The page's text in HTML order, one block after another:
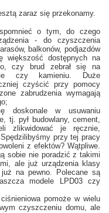
zaraz się przekonamy.
o tym, do czego
- do czyszczenia
balkonów, podjazdów
większość dostępnych na
czy brud zebrał się na
czy kamieniu. Duże
czyścić przy pomocy
zabrudzenia wymagają
doskonale w usuwaniu
tj. pył budowlany, cement,
zlikwidować je ręcznie,
przy tej pracy
z efektów? Wątpliwe.
sobie nie poradzić z takimi
ale już urządzenia klasy
na pewno. Polecane są
modele LPD03 czy
pomoże w wielu
czyszczeniu domu, ale